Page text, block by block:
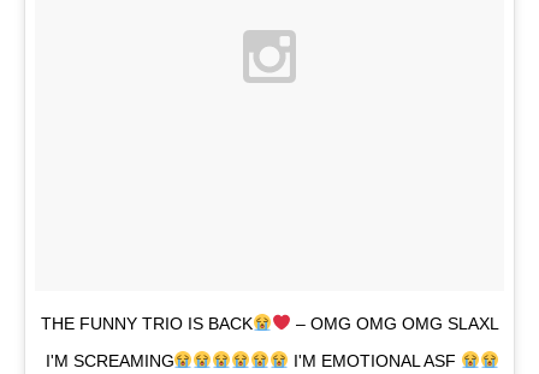
THE FUNNY TRIO IS BACK
– OMG OMG OMG SLAXL
I'M SCREAMING
I'M EMOTIONAL ASF